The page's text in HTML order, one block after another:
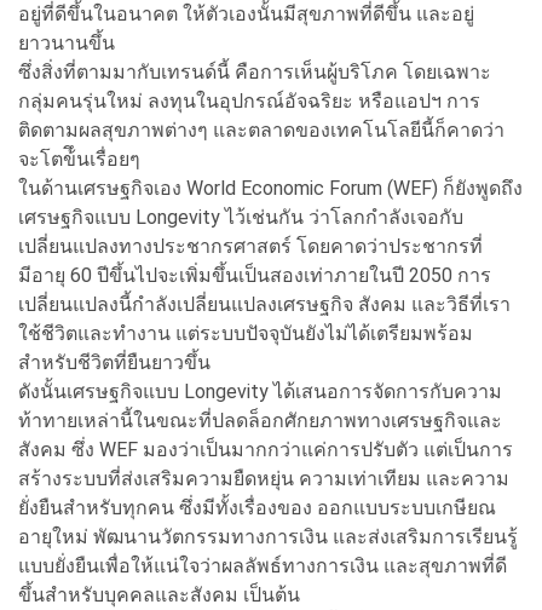
อยู่ที่ดีขึ้นในอนาคต ให้ตัวเองนั้นมีสุขภาพที่ดีขึ้น และอยู่
ยาวนานขึ้น
ซึ่งสิ่งที่ตามมากับเทรนด์นี้ คือการเห็นผู้บริโภค โดยเฉพาะ
กลุ่มคนรุ่นใหม่ ลงทุนในอุปกรณ์อัจฉริยะ หรือแอปฯ การ
ติดตามผลสุขภาพต่างๆ และตลาดของเทคโนโลยีนี้ก็คาดว่า
จะโตข้ึนเรื่อยๆ
ในด้านเศรษฐกิจเอง World Economic Forum (WEF) ก็ยังพูดถึง
เศรษฐกิจแบบ Longevity ไว้เช่นกัน ว่าโลกกำลังเจอกับ
เปลี่ยนแปลงทางประชากรศาสตร์ โดยคาดว่าประชากรที่
มีอายุ 60 ปีขึ้นไปจะเพิ่มขึ้นเป็นสองเท่าภายในปี 2050 การ
เปลี่ยนแปลงนี้กําลังเปลี่ยนแปลงเศรษฐกิจ สังคม และวิธีที่เรา
ใช้ชีวิตและทํางาน แต่ระบบปัจจุบันยังไม่ได้เตรียมพร้อม
สำหรับชีวิตที่ยืนยาวขึ้น
ดังนั้นเศรษฐกิจแบบ Longevity ได้เสนอการจัดการกับความ
ท้าทายเหล่านี้ในขณะที่ปลดล็อกศักยภาพทางเศรษฐกิจและ
สังคม ซึ่ง WEF มองว่าเป็นมากกว่าแค่การปรับตัว แต่เป็นการ
สร้างระบบที่ส่งเสริมความยืดหยุ่น ความเท่าเทียม และความ
ยั่งยืนสําหรับทุกคน ซึ่งมีทั้งเรื่องของ ออกแบบระบบเกษียณ
อายุใหม่ พัฒนานวัตกรรมทางการเงิน และส่งเสริมการเรียนรู้
แบบยั่งยืนเพื่อให้แน่ใจว่าผลลัพธ์ทางการเงิน และสุขภาพที่ดี
ขึ้นสําหรับบุคคลและสังคม เป็นต้น